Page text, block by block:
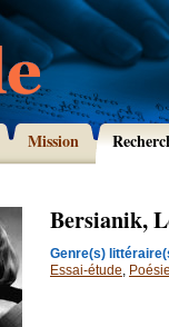
Mission
Bersianik,
Genre(s)
Essai-étude, Poésie